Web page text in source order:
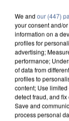
We and our (447)
your consent and/
information on a
profiles for
advertising;
performance;
of data from
profiles to
content; Use
detect fraud, and
Save and
process personal